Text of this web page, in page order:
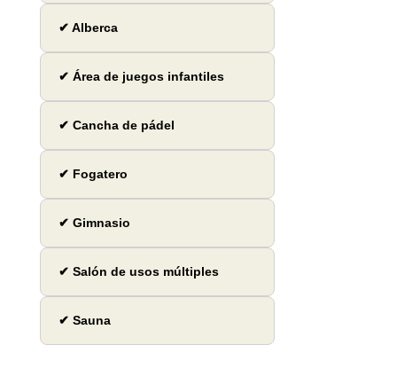
✔ Alberca
✔ Área de juegos infantiles
✔ Cancha de pádel
✔ Fogatero
✔ Gimnasio
✔ Salón de usos múltiples
✔ Sauna